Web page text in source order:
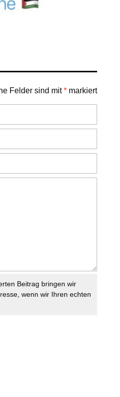
Felder sind mit* markiert
Beitrag bringen wir
wenn wir Ihren echten